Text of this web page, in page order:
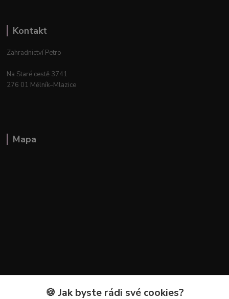
Kontakt
Zahradnictví Petro
Na Staré cestě 3741
276 01 Mělník–Mlazice
Mapa
Kontakty🍪 Jak byste rádi své cookies?